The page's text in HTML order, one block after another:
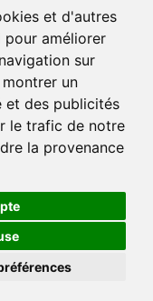
et d'autres
améliorer
sur
un
et des publicités
le trafic de notre
la provenance
personnelles